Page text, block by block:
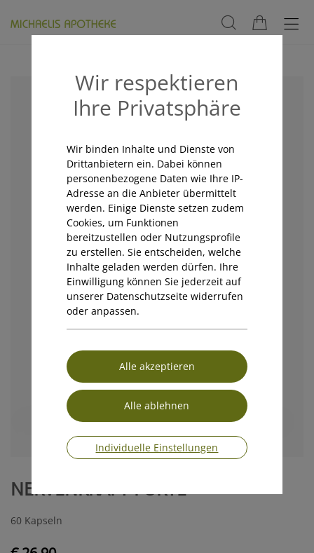
NERVENKRAFT FORTE
60 Kapseln
Wir respektieren
Ihre Privatsphäre
Wir binden Inhalte und Dienste von
Drittanbietern ein. Dabei können
personenbezogene Daten wie Ihre IP-
Adresse an die Anbieter übermittelt
werden. Einige Dienste setzen zudem
Cookies, um Funktionen
bereitzustellen oder Nutzungsprofile
zu erstellen. Sie entscheiden, welche
Inhalte geladen werden dürfen. Ihre
Einwilligung können Sie jederzeit auf
unserer Datenschutzseite widerrufen
oder anpassen.
Individuelle Einstellungen